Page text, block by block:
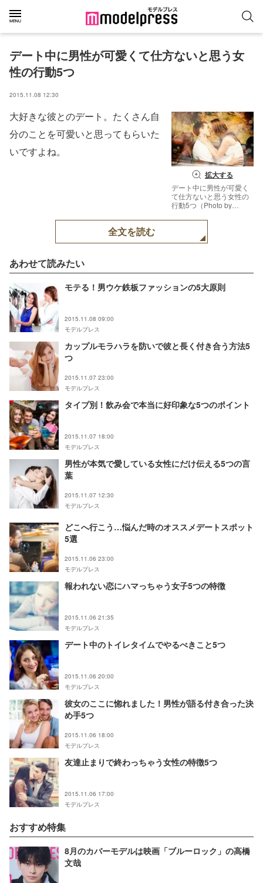
デート中に男性が可愛くて仕方ないと思う女
性の行動5つ
2015.11.08 12:30
拡大する
デート中に男性が可愛く
て仕方ないと思う女性の
行動5つ（Photo by
デルプレス】
大好きな彼とのデート。たくさん自
分のことを可愛いと思ってもらいた
いですよね。
全文を読む
あわせて読みたい
モテる！男ウケ鉄板ファッションの5大原則
2015.11.08 09:00
モデルプレス
カップルモラハラを防いで彼と長く付き合う方法5
つ
2015.11.07 23:00
モデルプレス
タイプ別！飲み会で本当に好印象な5つのポイント
2015.11.07 18:00
モデルプレス
男性が本気で愛している女性にだけ伝える5つの言
葉
2015.11.07 12:30
モデルプレス
どこへ行こう…悩んだ時のオススメデートスポット
5選
2015.11.06 23:00
モデルプレス
報われない恋にハマっちゃう女子5つの特徴
2015.11.06 21:35
モデルプレス
デート中のトイレタイムでやるべきこと5つ
2015.11.06 20:00
モデルプレス
彼女のここに惚れました！男性が語る付き合った決
め手5つ
2015.11.06 18:00
モデルプレス
友達止まりで終わっちゃう女性の特徴5つ
2015.11.06 17:00
モデルプレス
おすすめ特集
8月のカバーモデルは映画「ブルーロック」の高橋
文哉